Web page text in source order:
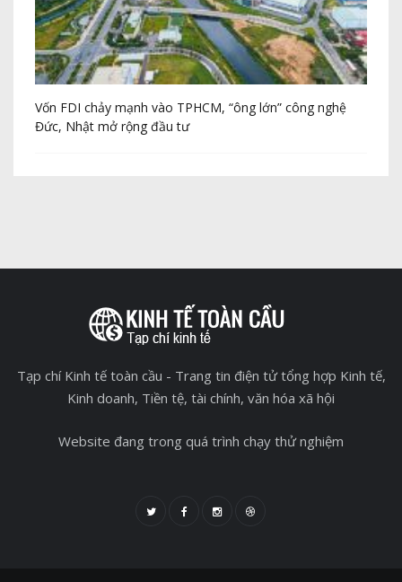
Vốn FDI chảy mạnh vào TPHCM, “ông lớn” công nghệ
Đức, Nhật mở rộng đầu tư
Tạp chí Kinh tế toàn cầu - Trang tin điện tử tổng hợp Kinh tế,
Kinh doanh, Tiền tệ, tài chính, văn hóa xã hội
Website đang trong quá trình chạy thử nghiệm